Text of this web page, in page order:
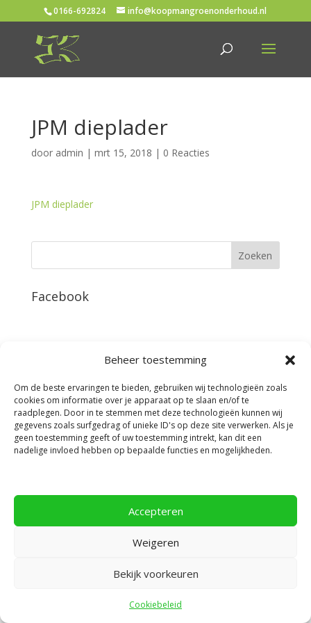
Beheer toestemming
Om de beste ervaringen te bieden, gebruiken wij technologieën zoals
cookies om informatie over je apparaat op te slaan en/of te
raadplegen. Door in te stemmen met deze technologieën kunnen wij
gegevens zoals surfgedrag of unieke ID's op deze site verwerken. Als je
geen toestemming geeft of uw toestemming intrekt, kan dit een
nadelige invloed hebben op bepaalde functies en mogelijkheden.
Accepteren
Weigeren
Bekijk voorkeuren
Cookiebeleid
0166-692824 info@koopmangroenonderhoud.nl
JPM dieplader
door admin | mrt 15, 2018 | 0 Reacties
JPM dieplader
Facebook
Privacyverklaring
Ontworpen doorElegant Themes | Ondersteund
door